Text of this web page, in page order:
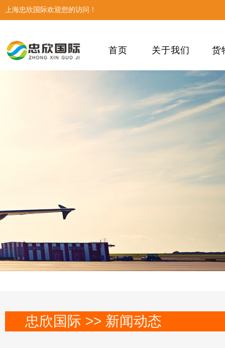
上海忠欣国际欢迎您的访问！
首页 关于我们 货
忠欣国际 >> 新闻动态